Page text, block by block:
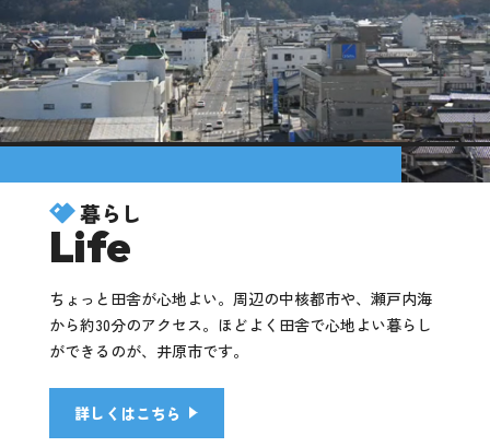
暮らし
Life
ちょっと田舎が心地よい。周辺の中核都市や、瀬戸内海
から約30分のアクセス。ほどよく田舎で心地よい暮らし
ができるのが、井原市です。
詳しくはこちら